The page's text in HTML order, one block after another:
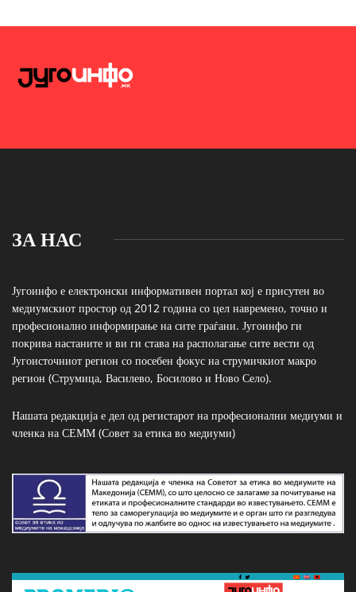
ЗА НАС
Југоинфо е електронски информативен портал кој е присутен во
медиумскиот простор од 2012 година со цел навремено, точно и
професионално информирање на сите граѓани. Југоинфо ги
покрива настаните и ви ги става на располагање сите вести од
Југоисточниот регион со посебен фокус на струмичкиот макро
регион (Струмица, Василево, Босилово и Ново Село).
Нашата редакција е дел од регистарот на професионални медиуми и
членка на СЕММ (Совет за етика во медиуми)